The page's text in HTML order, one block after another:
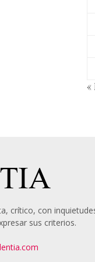
«
crítico, con
sus criterios.